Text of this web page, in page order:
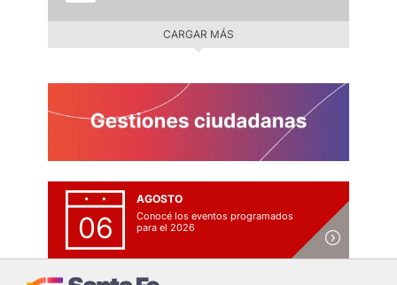
CARGAR MÁS
06
AGOSTO
Conocé los eventos programados
para el 2026